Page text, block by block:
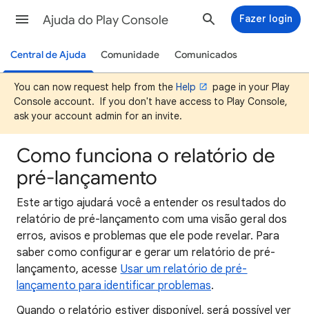
Ajuda do Play Console Fazer login
Central de Ajuda Comunidade Comunicados
You can now request help from the Help
page in your Play
Console account. If you don't have access to Play Console,
ask your account admin for an invite.
Como funciona o relatório de
pré-lançamento
Este artigo ajudará você a entender os resultados do
relatório de pré-lançamento com uma visão geral dos
erros, avisos e problemas que ele pode revelar. Para
saber como configurar e gerar um relatório de pré-
lançamento, acesse Usar um relatório de pré-
lançamento para identificar problemas.
Quando o relatório estiver disponível, será possível ver